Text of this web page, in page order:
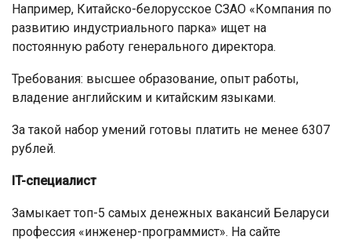
Например, Китайско-белорусское СЗАО «Компания по
развитию индустриального парка» ищет на
постоянную работу генерального директора.
Требования: высшее образование, опыт работы,
владение английским и китайским языками.
За такой набор умений готовы платить не менее 6307
рублей.
IT-специалист
Замыкает топ-5 самых денежных вакансий Беларуси
профессия «инженер-программист». На сайте